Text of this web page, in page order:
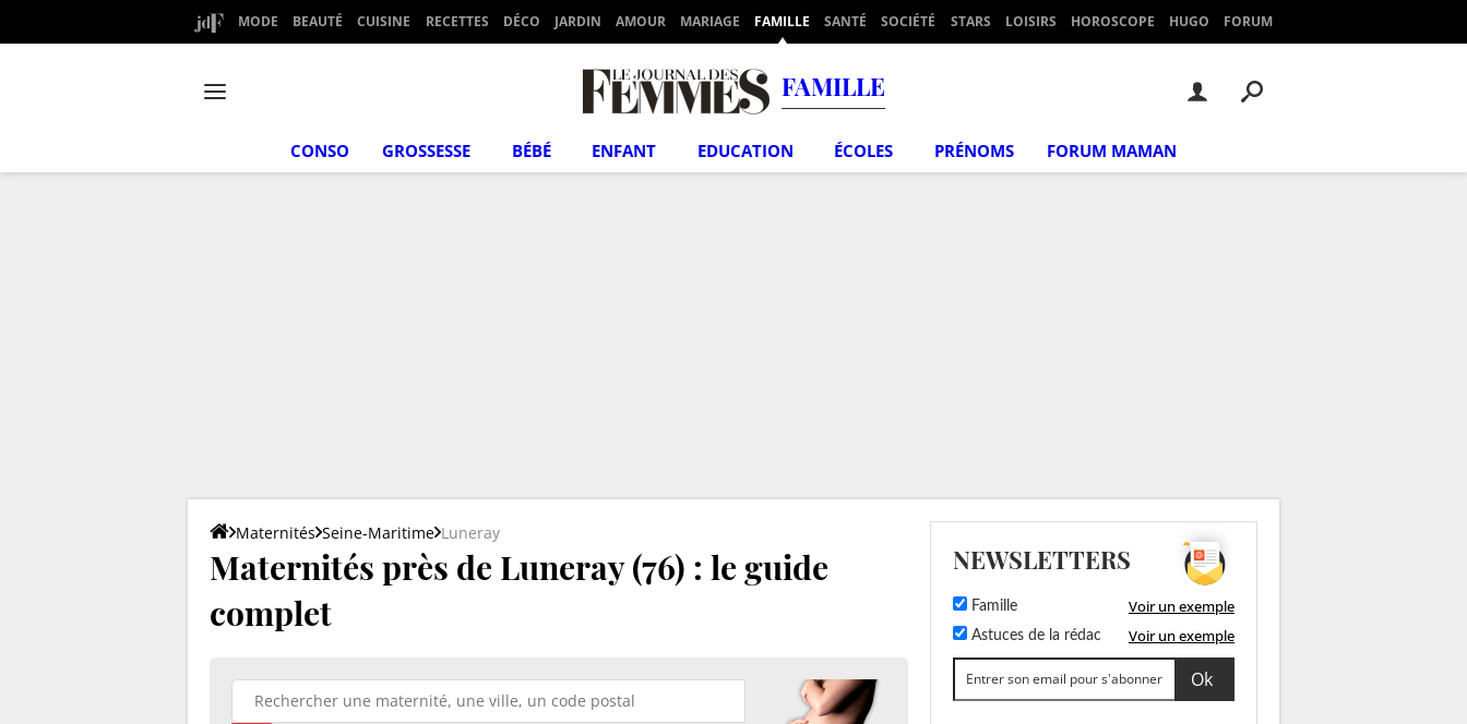
MODE BEAUTÉ CUISINE RECETTES DÉCO JARDIN AMOUR MARIAGE FAMILLE SANTÉ SOCIÉTÉ STARS LOISIRS HOROSCOPE HUGO FORUM
FAMILLE
CONSO GROSSESSE BÉBÉ ENFANT EDUCATION ÉCOLES PRÉNOMS FORUM MAMAN
Maternités Seine-Maritime Luneray
Maternités près de Luneray (76) : le guide
complet
NEWSLETTERS
Famille Voir un exemple
Astuces de la rédac Voir un exemple